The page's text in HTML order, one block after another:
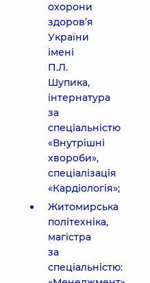
охорони
здоров’я
України
імені
П.Л.
Шупика,
інтернатура
за
спеціальністю
«Внутрішні
хвороби»,
спеціалізація
«Кардіологія»;
Житомирська
політехніка,
магістра
за
спеціальністю: